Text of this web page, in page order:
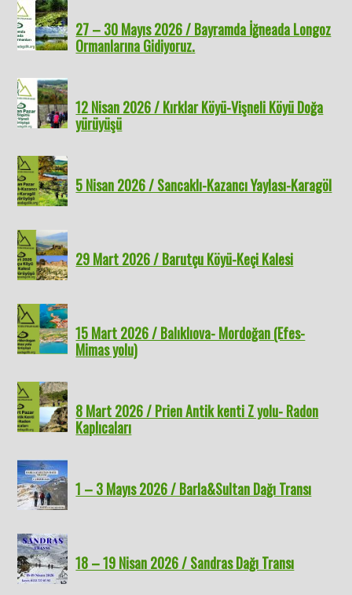
27 – 30 Mayıs 2026 / Bayramda İğneada Longoz
Ormanlarına Gidiyoruz.
12 Nisan 2026 / Kırklar Köyü-Vişneli Köyü Doğa
yürüyüşü
5 Nisan 2026 / Sancaklı-Kazancı Yaylası-Karagöl
29 Mart 2026 / Barutçu Köyü-Keçi Kalesi
15 Mart 2026 / Balıklıova- Mordoğan (Efes-
Mimas yolu)
8 Mart 2026 / Prien Antik kenti Z yolu- Radon
Kaplıcaları
1 – 3 Mayıs 2026 / Barla&Sultan Dağı Transı
18 – 19 Nisan 2026 / Sandras Dağı Transı